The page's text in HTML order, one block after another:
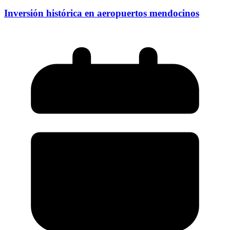
Inversión histórica en aeropuertos mendocinos